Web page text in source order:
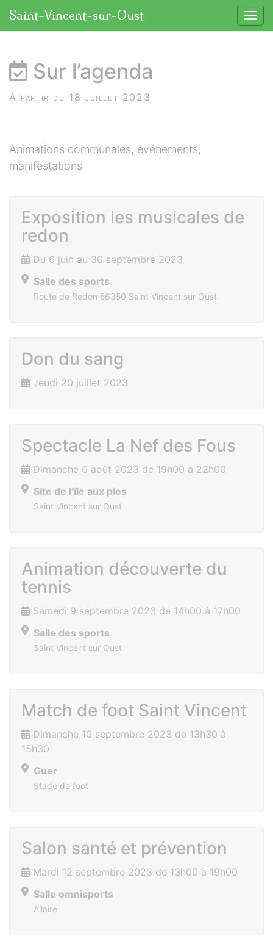
Saint-Vincent-sur-Oust
Sur l’agenda
À partir du 18 juillet 2023
Animations communales, événements,
manifestations
Exposition les musicales de
redon
Du 6 juin au 30 septembre 2023
Salle des sports
Route de Redon 56350 Saint Vincent sur Oust
Don du sang
Jeudi 20 juillet 2023
Spectacle La Nef des Fous
Dimanche 6 août 2023 de 19h00 à 22h00
Site de l’île aux pies
Saint Vincent sur Oust
Animation découverte du
tennis
Samedi 9 septembre 2023 de 14h00 à 17h00
Salle des sports
Saint Vincent sur Oust
Match de foot Saint Vincent
Dimanche 10 septembre 2023 de 13h30 à
15h30
Guer
Stade de foot
Salon santé et prévention
Mardi 12 septembre 2023 de 13h00 à 19h00
Salle omnisports
Allaire
Panneau de gestion des cookies